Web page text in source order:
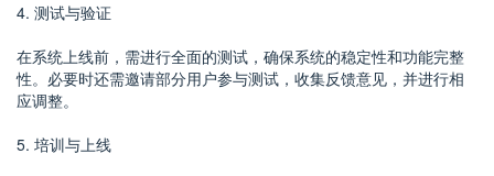
4. 测试与验证
在系统上线前，需进行全面的测试，确保系统的稳定性和功能完整
性。必要时还需邀请部分用户参与测试，收集反馈意见，并进行相
应调整。
5. 培训与上线